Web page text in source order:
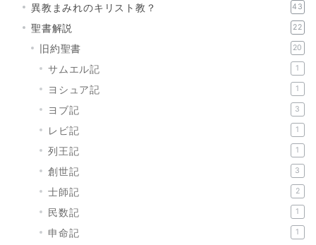
異教まみれのキリスト教？ 43
聖書解説 22
旧約聖書 20
サムエル記 1
ヨシュア記 1
ヨブ記 3
レビ記 1
列王記 1
創世記 3
士師記 2
民数記 1
申命記 1